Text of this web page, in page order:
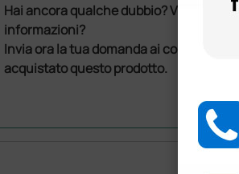
Hai ancora qualche dubbio? Vuoi
informazioni?
Invia ora la tua domanda ai colleghi che
acquistato questo prodotto.